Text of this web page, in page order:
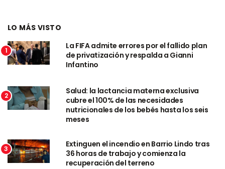
LO MÁS VISTO
1
La FIFA admite errores por el fallido plan
de privatización y respalda a Gianni
Infantino
2
Salud: la lactancia materna exclusiva
cubre el 100% de las necesidades
nutricionales de los bebés hasta los seis
meses
3
Extinguen el incendio en Barrio Lindo tras
36 horas de trabajo y comienza la
recuperación del terreno